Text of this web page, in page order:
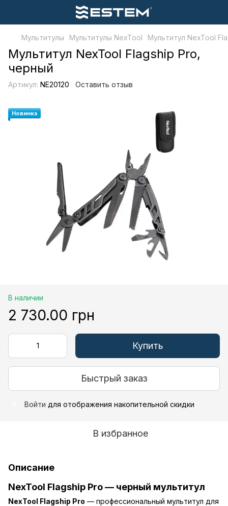
Мультитулы Мультитулы NexTool Мультитул NexTool
Мультитул NexTool Flagship Pro,
черный
Артикул: NE20120 Оставить отзыв
Новинка
В наличии
2 730.00 грн
Купить
Быстрый заказ
Войти для отображения накопительной скидки
В избранное
Описание
NexTool Flagship Pro — черный мультитул
NexTool Flagship Pro — профессиональный мультитул для